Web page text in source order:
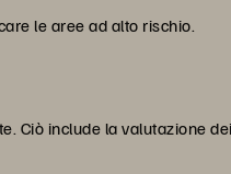
le aree ad alto rischio.
Ciò include la valutazione